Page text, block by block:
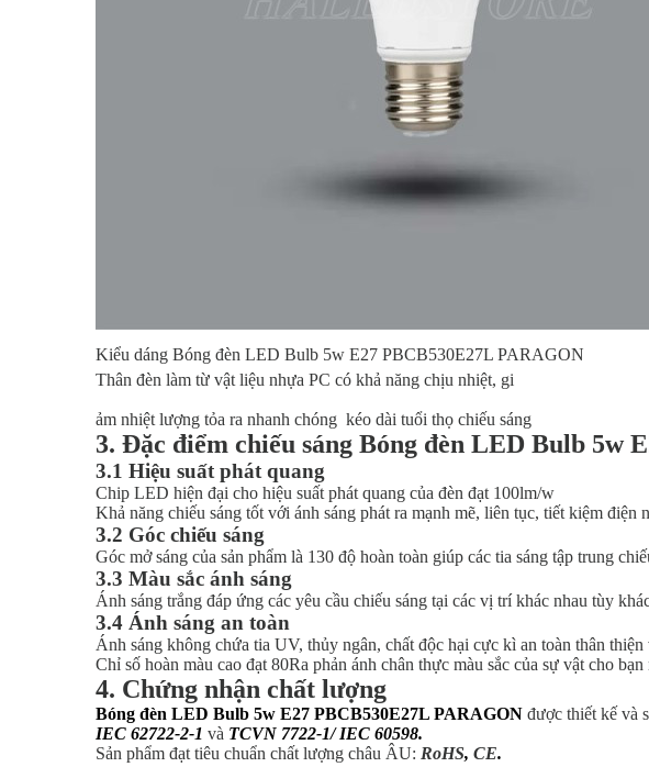
Kiểu dáng Bóng đèn LED Bulb 5w E27 PBCB530E27L PARAGON
Thân đèn làm từ vật liệu nhựa PC có khả năng chịu nhiệt, gi
ảm nhiệt lượng tỏa ra nhanh chóng kéo dài tuổi thọ chiếu sáng
3. Đặc điểm chiếu sáng Bóng đèn LED Bulb 5w
3.1 Hiệu suất phát quang
Chip LED hiện đại cho hiệu suất phát quang của đèn đạt 100lm/w
Khả năng chiếu sáng tốt với ánh sáng phát ra mạnh mẽ, liên tục, tiết kiệm điện
3.2 Góc chiếu sáng
Góc mở sáng của sản phẩm là 130 độ hoàn toàn giúp các tia sáng tập trung
3.3 Màu sắc ánh sáng
Ánh sáng trắng đáp ứng các yêu cầu chiếu sáng tại các vị trí khác nhau tùy
3.4 Ánh sáng an toàn
Ánh sáng không chứa tia UV, thủy ngân, chất độc hại cực kì an toàn thân
Chỉ số hoàn màu cao đạt 80Ra phản ánh chân thực màu sắc của sự vật cho
4. Chứng nhận chất lượng
Bóng đèn LED Bulb 5w E27 PBCB530E27L PARAGON được thiết kế và
IEC 62722-2-1 và TCVN 7722-1/ IEC 60598.
Sản phẩm đạt tiêu chuẩn chất lượng châu ÂU: RoHS, CE.